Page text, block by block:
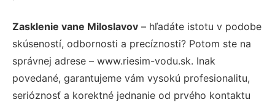
Zasklenie vane Miloslavov – hľadáte istotu v podobe
skúseností, odbornosti a precíznosti? Potom ste na
správnej adrese – www.riesim-vodu.sk. Inak
povedané, garantujeme vám vysokú profesionalitu,
serióznosť a korektné jednanie od prvého kontaktu